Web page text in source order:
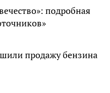
подробная
продажу бензина